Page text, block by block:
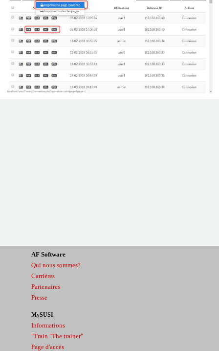
MySUSI
Informations
"Train "The trainer"
Page d'accès
AF Software
Qui nous sommes?
Carrières
Partenaires
Presse